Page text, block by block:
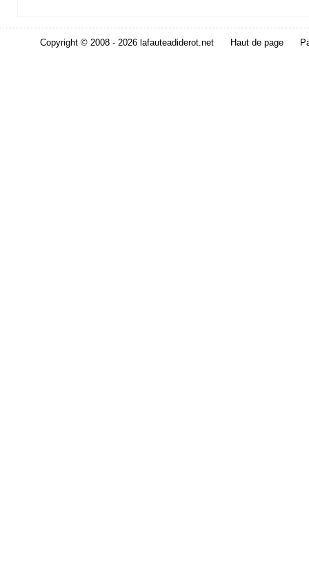
Copyright © 2008 - 2026 lafauteadiderot.net Haut de page